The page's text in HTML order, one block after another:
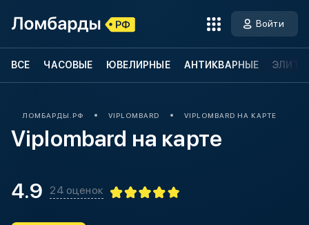
Войти
ВСЕ ЧАСОВЫЕ ЮВЕЛИРНЫЕ АНТИКВАРНЫЕ
ЛОМБАРДЫ.РФ VIPLOMBARD VIPLOMBARD НА КАРТЕ
Viplombard на карте
4.9 24 оценок